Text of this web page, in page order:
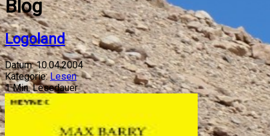
Blog
Logoland
Datum: 10.04.2004
Kategorie: Lesen
1Min. Lesedauer